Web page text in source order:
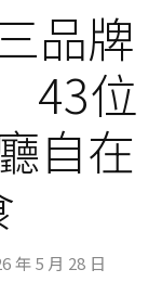
品牌
43位
自在
年 5 月 28 日